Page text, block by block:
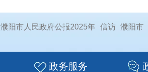
濮阳市人民政府公报2025年 信访 濮阳市
政务服务